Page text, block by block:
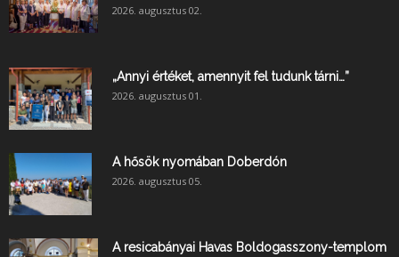
2026. augusztus 02.
„Annyi értéket, amennyit fel tudunk tárni…”
2026. augusztus 01.
A hősök nyomában Doberdón
2026. augusztus 05.
A resicabányai Havas Boldogasszony-templom